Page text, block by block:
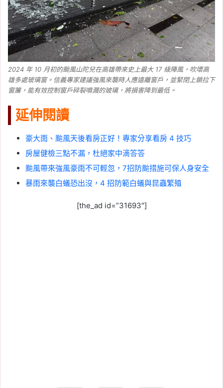
2024 年 10 月初的颱風山陀兒在高雄帶來史上最大 17 級陣風，吹壞高
雄多處玻璃窗。信義專家建議強風來襲時人應遠離窗戶，並緊閉上鎖拉下
窗簾，能有效控制窗戶碎裂噴濺的玻璃，將損害降到最低。
延伸閱讀
豪大雨、颱風天後看房正好！專家分享看房 4 技巧
房屋健檢三點不漏，杜絕家中滴答答
颱風帶來強風豪雨不可輕忽，7招防颱措施可保人身安全
暴雨來襲白蟻恐出沒，4 招防範白蟻與昆蟲繁殖
[the_ad id=”31693″]